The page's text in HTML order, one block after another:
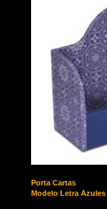
Porta Cartas
Modelo Letra Azules